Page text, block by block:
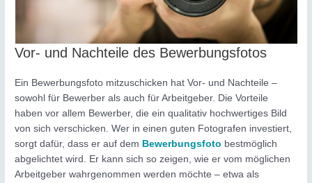
Vor- und Nachteile des Bewerbungsfotos
Ein Bewerbungsfoto mitzuschicken hat Vor- und Nachteile –
sowohl für Bewerber als auch für Arbeitgeber. Die Vorteile
haben vor allem Bewerber, die ein qualitativ hochwertiges Bild
von sich verschicken. Wer in einen guten Fotografen investiert,
sorgt dafür, dass er auf dem Bewerbungsfoto bestmöglich
abgelichtet wird. Er kann sich so zeigen, wie er vom möglichen
Arbeitgeber wahrgenommen werden möchte – etwa als